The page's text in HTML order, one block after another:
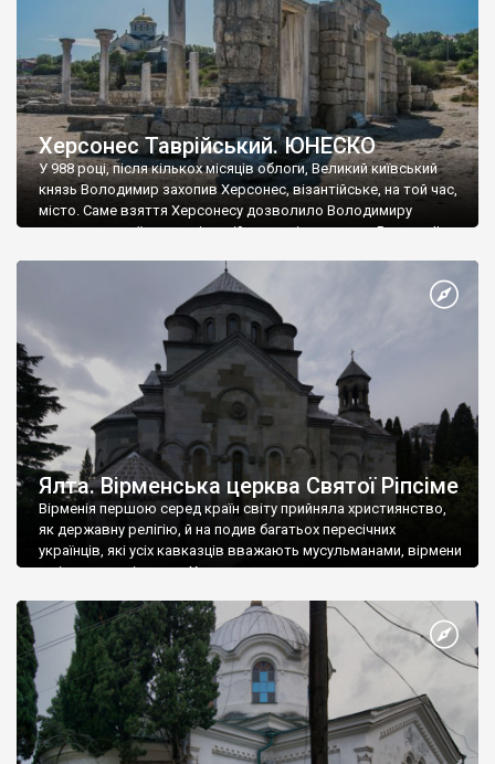
Херсонес Таврійський. ЮНЕСКО
У 988 році, після кількох місяців облоги, Великий київський
князь Володимир захопив Херсонес, візантійське, на той час,
місто. Саме взяття Херсонесу дозволило Володимиру
диктувати свої умови візантійському імператору Василю ІІ, та
Херсонесі Володимир-язичник, став Василем-християнином.
А потім було Хрещення Русі. На честь Херсонесу Таврійського
Ялта. Вірменська церква Святої Ріпсіме
Вірменія першою серед країн світу прийняла християнство,
як державну релігію, й на подив багатьох пересічних
українців, які усіх кавказців вважають мусульманами, вірмени
є відданими вірянами Христа